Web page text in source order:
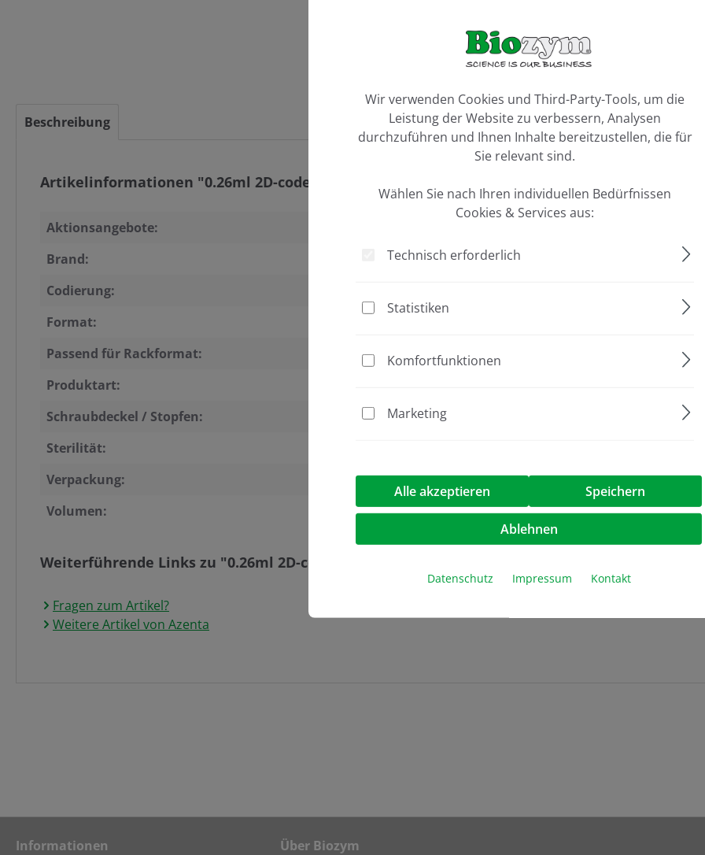
Beschreibung
Artikelinformationen "0.26ml 2D-coded Tube, 96-format, External Thread"
Aktionsangebote:
Brand:
FluidX
Codierung:
Format:
Passend für Rackformat:
Produktart:
Schraubdeckel / Stopfen:
Sterilität:
Verpackung:
Packung à 10 Racks
Volumen:
0.26 ml
Weiterführende Links zu "0.26ml 2D-coded Tube, 96-format, External Thread"
Fragen zum Artikel?
Weitere Artikel von Azenta
Informationen Über Biozym
Wir verwenden Cookies und Third-Party-Tools, um die
Leistung der Website zu verbessern, Analysen
durchzuführen und Ihnen Inhalte bereitzustellen, die für
Sie relevant sind.
Wählen Sie nach Ihren individuellen Bedürfnissen
Cookies & Services aus:
Technisch erforderlich
Statistiken
Komfortfunktionen
Marketing
Alle akzeptieren Speichern
Ablehnen
Datenschutz Impressum Kontakt